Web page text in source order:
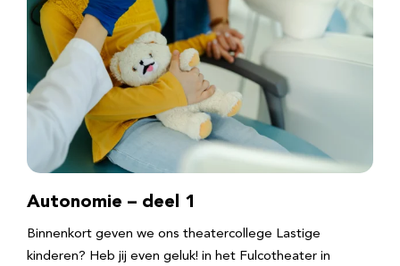
Autonomie – deel 1
Binnenkort geven we ons theatercollege Lastige
kinderen? Heb jij even geluk! in het Fulcotheater in